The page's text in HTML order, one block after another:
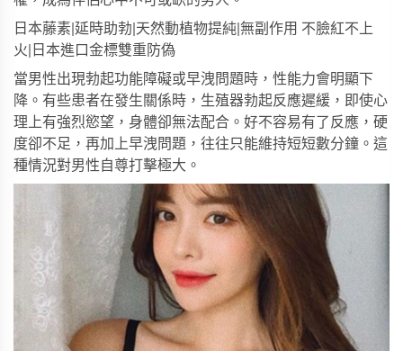
日本藤素|延時助勃|天然動植物提純|無副作用 不臉紅不上
火|日本進口金標雙重防偽
當男性出現勃起功能障礙或早洩問題時，性能力會明顯下
降。有些患者在發生關係時，生殖器勃起反應遲緩，即使心
理上有強烈慾望，身體卻無法配合。好不容易有了反應，硬
度卻不足，再加上早洩問題，往往只能維持短短數分鐘。這
種情況對男性自尊打擊極大。